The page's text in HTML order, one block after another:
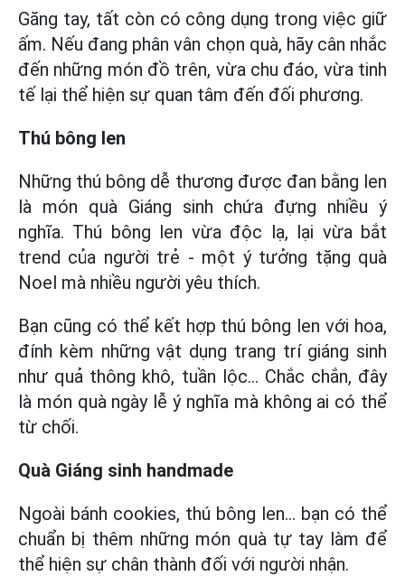
Găng tay, tất còn có công dụng trong việc giữ
ấm. Nếu đang phân vân chọn quà, hãy cân nhắc
đến những món đồ trên, vừa chu đáo, vừa tinh
tế lại thể hiện sự quan tâm đến đối phương.
Thú bông len
Những thú bông dễ thương được đan bằng len
là món quà Giáng sinh chứa đựng nhiều ý
nghĩa. Thú bông len vừa độc lạ, lại vừa bắt
trend của người trẻ - một ý tưởng tặng quà
Noel mà nhiều người yêu thích.
Bạn cũng có thể kết hợp thú bông len với hoa,
đính kèm những vật dụng trang trí giáng sinh
như quả thông khô, tuần lộc… Chắc chắn, đây
là món quà ngày lễ ý nghĩa mà không ai có thể
từ chối.
Quà Giáng sinh handmade
Ngoài bánh cookies, thú bông len... bạn có thể
chuẩn bị thêm những món quà tự tay làm để
thể hiện sự chân thành đối với người nhận.